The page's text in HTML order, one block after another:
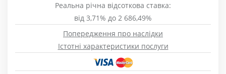
Реальна річна відсоткова ставка:
від 3,71% до 2 686,49%
Попередження про наслідки
Істотні характеристики послуги